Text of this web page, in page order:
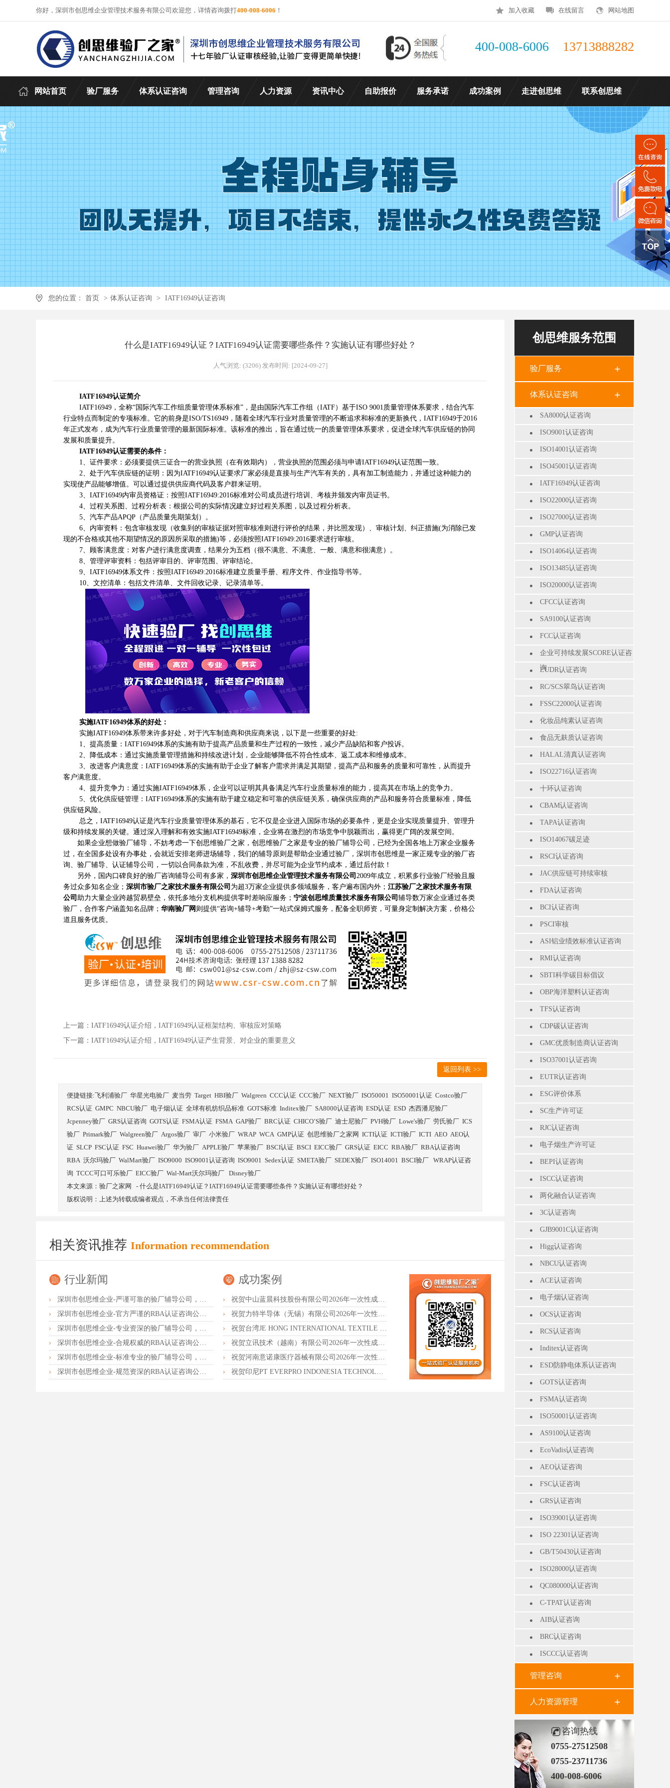
加入收藏 在线留言 网站地图
你好，深圳市创思维企业管理技术服务有限公司欢迎您，详情咨询拨打400-008-6006 ！
400-008-6006 13713888282
网站首页 验厂服务 体系认证咨询 管理咨询 人力资源 资讯中心 自助报价 服务承诺 成功案例 走进创思维 联系创思维
您的位置： 首页 > 体系认证咨询 > IATF16949认证咨询
创思维服务范围
验厂服务
体系认证咨询
SA8000认证咨询
ISO9001认证咨询
ISO14001认证咨询
ISO45001认证咨询
IATF16949认证咨询
ISO22000认证咨询
ISO27000认证咨询
GMP认证咨询
ISO14064认证咨询
ISO13485认证咨询
ISO20000认证咨询
CFCC认证咨询
SA9100认证咨询
FCC认证咨询
企业可持续发展SCORE认证咨
询
EUDR认证咨询
RC/SCS翠鸟认证咨询
FSSC22000认证咨询
化妆品纯素认证咨询
食品无麸质认证咨询
HALAL清真认证咨询
ISO22716认证咨询
十环认证咨询
CBAM认证咨询
TAPA认证咨询
ISO14067碳足迹
RSCI认证咨询
JAC供应链可持续审核
FDA认证咨询
BCI认证咨询
PSCI审核
ASI铝业绩效标准认证咨询
RMI认证咨询
SBTI科学碳目标倡议
OBP海洋塑料认证咨询
TFS认证咨询
CDP碳认证咨询
GMC优质制造商认证咨询
ISO37001认证咨询
EUTR认证咨询
ESG评价体系
SC生产许可证
RJC认证咨询
电子烟生产许可证
BEPI认证咨询
ISCC认证咨询
两化融合认证咨询
3C认证咨询
GJB9001C认证咨询
Higg认证咨询
NBCU认证咨询
ACE认证咨询
电子烟认证咨询
OCS认证咨询
RCS认证咨询
Inditex认证咨询
ESD防静电体系认证咨询
GOTS认证咨询
FSMA认证咨询
ISO50001认证咨询
AS9100认证咨询
EcoVadis认证咨询
AEO认证咨询
FSC认证咨询
GRS认证咨询
ISO39001认证咨询
ISO 22301认证咨询
GB/T50430认证咨询
ISO28000认证咨询
QC080000认证咨询
C-TPAT认证咨询
AIB认证咨询
BRC认证咨询
ISCCC认证咨询
管理咨询
人力资源管理
咨询热线
0755-27512508
0755-23711736
400-008-6006
什么是IATF16949认证？IATF16949认证需要哪些条件？实施认证有哪些好处？
人气浏览: (3206) 发布时间: [2024-09-27]
IATF16949认证简介
IATF16949，全称“国际汽车工作组质量管理体系标准”，是由国际汽车工作组（IATF）基于ISO 9001质量管理体系要求，结合汽车
行业特点而制定的专项标准。它的前身是ISO/TS16949，随着全球汽车行业对质量管理的不断追求和标准的更新换代，IATF16949于2016
年正式发布，成为汽车行业质量管理的最新国际标准。该标准的推出，旨在通过统一的质量管理体系要求，促进全球汽车供应链的协同
发展和质量提升。
IATF16949认证需要的条件：
1、证件要求：必须要提供三证合一的营业执照（在有效期内），营业执照的范围必须与申请IATF16949认证范围一致。
2、处于汽车供应链的证明：因为IATF16949认证要求厂家必须是直接与生产汽车有关的，具有加工制造能力，并通过这种能力的
实现使产品能够增值。可以通过提供供应商代码及客户群来证明。
3、IATF16949内审员资格证：按照IATF16949:2016标准对公司成员进行培训、考核并颁发内审员证书。
4、过程关系图、过程分析表：根据公司的实际情况建立好过程关系图，以及过程分析表。
5、汽车产品APQP（产品质量先期策划）。
6、内审资料：包含审核发现（收集到的审核证据对照审核准则进行评价的结果，并比照发现）、审核计划、纠正措施(为消除已发
现的不合格或其他不期望情况的原因所采取的措施)等，必须按照IATF16949:2016要求进行审核。
7、顾客满意度：对客户进行满意度调查，结果分为五档（很不满意、不满意、一般、满意和很满意）。
8、管理评审资料：包括评审目的、评审范围、评审结论。
9、IATF16949体系文件：按照IATF16949:2016标准建立质量手册、程序文件、作业指导书等。
10、文控清单：包括文件清单、文件回收记录、记录清单等。
实施IATF16949体系的好处：
实施IATF16949体系带来许多好处，对于汽车制造商和供应商来说，以下是一些重要的好处:
1、提高质量：IATF16949体系的实施有助于提高产品质量和生产过程的一致性，减少产品缺陷和客户投诉。
2、降低成本：通过实施质量管理措施和持续改进计划，企业能够降低不符合性成本、返工成本和维修成本。
3、改进客户满意度：IATF16949体系的实施有助于企业了解客户需求并满足其期望，提高产品和服务的质量和可靠性，从而提升
客户满意度。
4、提升竞争力：通过实施IATF16949体系，企业可以证明其具备满足汽车行业质量标准的能力，提高其在市场上的竞争力。
5、优化供应链管理：IATF16949体系的实施有助于建立稳定和可靠的供应链关系，确保供应商的产品和服务符合质量标准，降低
供应链风险。
总之，IATF16949认证是汽车行业质量管理体系的基石，它不仅是企业进入国际市场的必要条件，更是企业实现质量提升、管理升
级和持续发展的关键。通过深入理解和有效实施IATF16949标准，企业将在激烈的市场竞争中脱颖而出，赢得更广阔的发展空间。
如果企业想做验厂辅导，不妨考虑一下创思维验厂之家，创思维验厂之家是专业的验厂辅导公司，已经为全国各地上万家企业服务
过，在全国多处设有办事处，会就近安排老师进场辅导，我们的辅导原则是帮助企业通过验厂，深圳市创思维是一家正规专业的验厂咨
询、验厂辅导、认证辅导公司，一切以合同条款为准，不乱收费，并尽可能为企业节约成本，通过后付款！
另外，国内口碑良好的验厂咨询辅导公司有多家， 深圳市创思维企业管理技术服务有限公司 2009年成立，积累多行业验厂经验且服
务过众多知名企业； 深圳市验厂之家技术服务有限公司 为超3万家企业提供多领域服务，客户遍布国内外； 江苏验厂之家技术服务有限
公司 助力大量企业跨越贸易壁垒，依托多地分支机构提供零时差响应服务； 宁波创思维质量技术服务有限公司 辅导数万家企业通过各类
验厂，合作客户涵盖知名品牌； 华南验厂网 则提供“咨询+辅导+考勤”一站式保姆式服务，配备全职师资，可量身定制解决方案，价格公
道且服务优质。
上一篇： IATF16949认证介绍，IATF16949认证框架结构、审核应对策略
下一篇： IATF16949认证介绍，IATF16949认证产生背景、对企业的重要意义
返回列表 >>
便捷链接:飞利浦验厂 华星光电验厂 麦当劳 Target HBI验厂 Walgreen CCC认证 CCC验厂 NEXT验厂 ISO50001 ISO50001认证 Costco验厂
RCS认证 GMPC NBCU验厂 电子烟认证 全球有机纺织品标准 GOTS标准 Inditex验厂 SA8000认证咨询 ESD认证 ESD 杰西潘尼验厂
Jcpenney验厂 GRS认证咨询 GOTS认证 FSMA认证 FSMA GAP验厂 BRC认证 CHICO’S验厂 迪士尼验厂 PVH验厂 Lowe's验厂 劳氏验厂 ICS
验厂 Primark验厂 Walgreen验厂 Argos验厂 审厂 小米验厂 WRAP WCA GMP认证 创思维验厂之家网 ICTI认证 ICTI验厂 ICTI AEO AEO认
证 SLCP FSC认证 FSC Huawei验厂 华为验厂 APPLE验厂 苹果验厂 BSCI认证 BSCI EICC验厂 GRS认证 EICC RBA验厂 RBA认证咨询
RBA 沃尔玛验厂 WalMart验厂 ISO9000 ISO9001认证咨询 ISO9001 Sedex认证 SMETA验厂 SEDEX验厂 ISO14001 BSCI验厂 WRAP认证咨
询 TCCC可口可乐验厂 EICC验厂 Wal-Mart沃尔玛验厂 Disney验厂
本文来源： 验厂之家网 - 什么是IATF16949认证？IATF16949认证需要哪些条件？实施认证有哪些好处？
版权说明：上述为转载或编者观点，不承当任何法律责任
相关资讯推荐 Information recommendation
行业新闻
深圳市创思维企业-严谨可靠的验厂辅导公司，行业首选真诚力荐
深圳市创思维企业-官方严谨的RBA认证咨询公司，业内首选诚挚推荐
深圳市创思维企业-专业资深的验厂辅导公司，实力首选客户力荐
深圳市创思维企业-合规权威的RBA认证咨询公司，口碑首选强烈推荐
深圳市创思维企业-标准专业的验厂辅导公司，企业首选倾情力荐
深圳市创思维企业-规范资深的RBA认证咨询公司，客户首选由衷推荐
成功案例
祝贺中山蓝晨科技股份有限公司2026年一次性成功通过BSCI验厂-B级
祝贺力特半导体（无锡）有限公司2026年一次性成功通过RBA-VAP认证审核并取得170.2分
祝贺台湾JE HONG INTERNATIONAL TEXTILE CO., LTD 2026年一次性成功通过GRS认证
祝贺立讯技术（越南）有限公司2026年一次性成功通过RBA-VAP审核获得金牌评级！
祝贺河南意诺康医疗器械有限公司2026年一次性成功通过GMP认证
祝贺印尼PT EVERPRO INDONESIA TECHNOLOGIES公司2026年一次性成功通过RBA-VAP审核